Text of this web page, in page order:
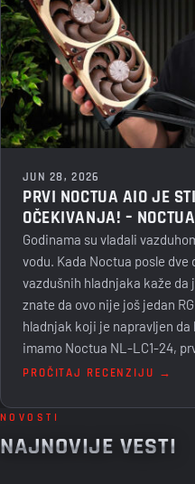
JUN 28, 2026
PRVI NOCTUA AIO JE
OČEKIVANJA! –
Godinama su vladali
vodu. Kada Noctua posle
vazdušnih hladnjaka kaže da
znate da ovo nije još jedan
hladnjak koji je napravljen
imamo Noctua NL-LC1-24,
PROČITAJ RECENZIJU →
NOVOSTI
NAJNOVIJE VESTI